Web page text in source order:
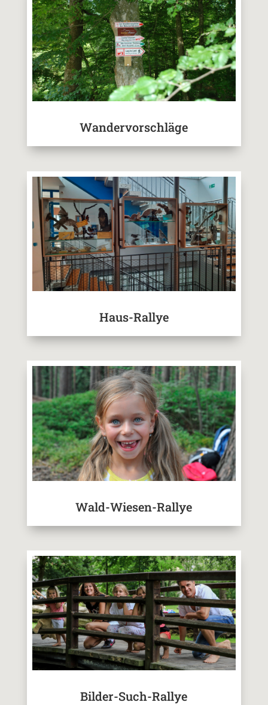
Wandervorschläge
Haus-Rallye
Wald-Wiesen-Rallye
Bilder-Such-Rallye